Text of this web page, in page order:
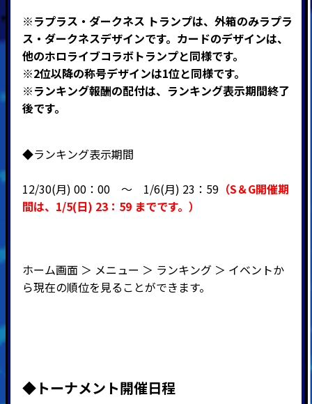
※ラプラス・ダークネス トランプは、 外箱のみラプラ
ス・ダークネスデザインです。カードのデザインは、
他のホロライブコラボトランプと同様です。
※2位以降の称号デザインは1位と同様です。
※ランキング報酬の配付は、ランキング表示期間終了
後です。
◆ランキング表示期間
12/30(月) 00：00 ～ 1/6(月) 23：59（S＆G開催期
間は、1/5(日) 23：59 までです。）
ホーム画面 ＞ メニュー ＞ ランキング ＞ イベントか
ら現在の順位を見ることができます。
◆トーナメント開催日程